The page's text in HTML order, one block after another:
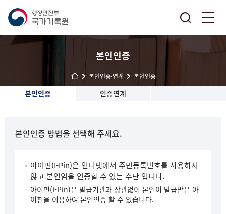
본인인증
본인인증·연계 본인인증
본인인증 인증연계
본인인증 방법을 선택해 주세요.
아이핀(I-Pin)은 인터넷에서 주민등록번호를 사용하지
않고 본인임을 인증할 수 있는 수단 입니다.
아이핀(I-Pin)은 발급기관과 상관없이 본인이 발급받은 아
이핀을 이용하여 본인인증 할 수 있습니다.